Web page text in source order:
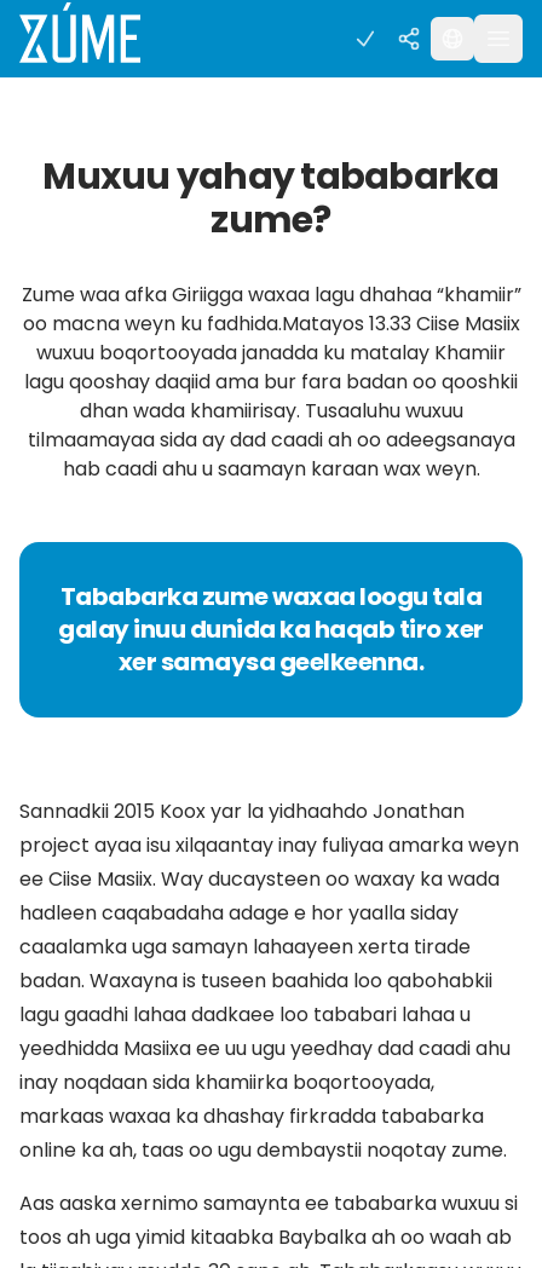
Muxuu yahay tababarka
zume?
Zume waa afka Giriigga waxaa lagu dhahaa “khamiir”
oo macna weyn ku fadhida.Matayos 13.33 Ciise Masiix
wuxuu boqortooyada janadda ku matalay Khamiir
lagu qooshay daqiid ama bur fara badan oo qooshkii
dhan wada khamiirisay. Tusaaluhu wuxuu
tilmaamayaa sida ay dad caadi ah oo adeegsanaya
hab caadi ahu u saamayn karaan wax weyn.
Tababarka zume waxaa loogu tala
galay inuu dunida ka haqab tiro xer
xer samaysa geelkeenna.
Sannadkii 2015 Koox yar la yidhaahdo Jonathan
project ayaa isu xilqaantay inay fuliyaa amarka weyn
ee Ciise Masiix. Way ducaysteen oo waxay ka wada
hadleen caqabadaha adage e hor yaalla siday
caaalamka uga samayn lahaayeen xerta tirade
badan. Waxayna is tuseen baahida loo qabohabkii
lagu gaadhi lahaa dadkaee loo tababari lahaa u
yeedhidda Masiixa ee uu ugu yeedhay dad caadi ahu
inay noqdaan sida khamiirka boqortooyada,
markaas waxaa ka dhashay firkradda tababarka
online ka ah, taas oo ugu dembaystii noqotay zume.
Aas aaska xernimo samaynta ee tababarka wuxuu si
toos ah uga yimid kitaabka Baybalka ah oo waah ab